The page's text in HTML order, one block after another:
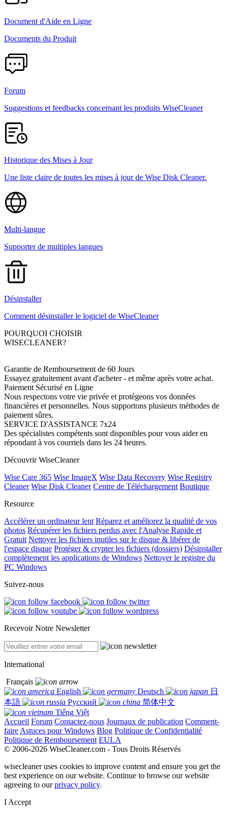
Document d'Aide en Ligne
Documents du Produit
Forum
Suggestions et feedbacks concernant les produits WiseCleaner
Historique des Mises à Jour
Une liste claire de toutes les mises à jour de Wise Disk Cleaner.
Multi-langue
Supporter de multiples langues
Désinstaller
Comment désinstaller le logiciel de WiseCleaner
POURQUOI CHOISIR
WISECLEANER?
Garantie de Remboursement de 60 Jours
Essayez gratuitement avant d'acheter - et même après votre achat.
Paiement Sécurisé en Ligne
Nous respectons votre vie privée et protégeons vos données
financières et personnelles. Nous supportons plusieurs méthodes de
paiement sûres.
SERVICE D'ASSISTANCE 7x24
Des spécialistes compétents sont disponibles pour vous aider en
répondant à vos courriels dans les 24 heures.
Découvrir WiseCleaner
Wise Care 365 Wise ImageX Wise Data Recovery Wise Registry
Cleaner Wise Disk Cleaner Centre de Téléchargement Boutique
Resource
Accélérer un ordinateur lent Réparez et améliorez la qualité de vos
photos Récupérer les fichiers perdus avec l'Analyse Rapide et
Gratuit Nettoyer les fichiers inutiles sur le disque & libérer de
l'espace disque Protéger & crypter les fichiers (dossiers) Désinstaller
complètement les applications de Windows Nettoyer le registre du
PC Windows
Suivez-nous
Recevoir Notre Newsletter
International
Français
English
Deutsch
日
本語
Русский
简体中文
Tiếng Việt
Accueil Forum Contactez-nous Journaux de publication Comment-
faire Astuces pour Windows Blog Politique de Confidentialité
Politique de Remboursement EULA
© 2006-2026 WiseCleaner.com - Tous Droits Réservés
wisecleaner uses cookies to improve content and ensure you get the
best experience on our website. Continue to browse our website
agreeing to ourprivacy policy.
I Accept